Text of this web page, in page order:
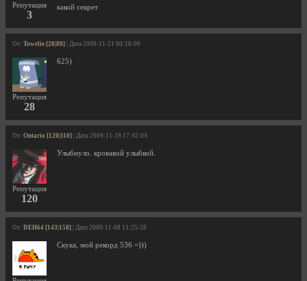
Репутация
3
какой секрет
От: Towelie [28|88] | Дата 2009-11-21 00:18:09
Репутация
28
625)
От: Ontario [120|110] | Дата 2009-11-19 17:42:04
Репутация
120
Улыбнуло. кровавой улыбкой.
От: DEH64 [143|158] | Дата 2009-11-08 11:25:28
Скука, мой рекорд 536 =)))